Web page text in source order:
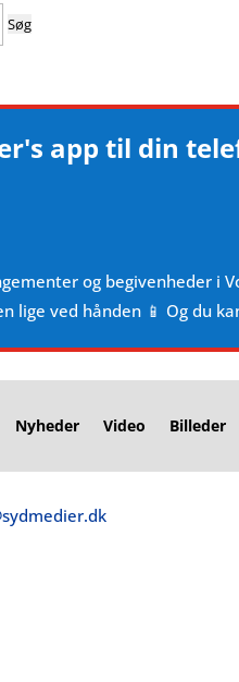
app til din
og begivenheder i
lige ved hånden 📱 Og du
Nyheder Video Billeder